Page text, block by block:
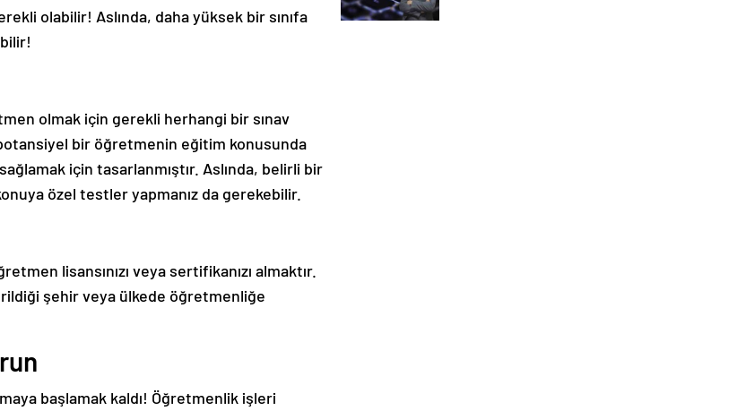
olabilir! Aslında, daha yüksek bir sınıfa
olmak için gerekli herhangi bir sınav
bir öğretmenin eğitim konusunda
için tasarlanmıştır. Aslında, belirli bir
özel testler yapmanız da gerekebilir.
lisansınızı veya sertifikanızı almaktır.
şehir veya ülkede öğretmenliğe
başlamak kaldı! Öğretmenlik işleri